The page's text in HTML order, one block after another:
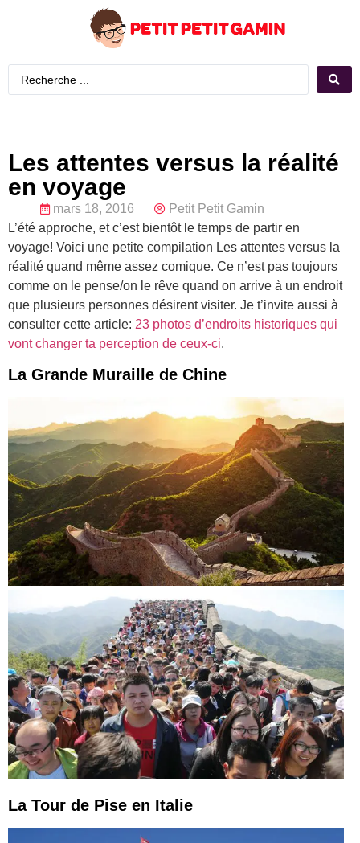
Les attentes versus la réalité
en voyage
mars 18, 2016
Petit Petit Gamin
L’été approche, et c’est bientôt le temps de partir en
voyage! Voici une petite compilation Les attentes versus la
réalité quand même assez comique. Ce n’est pas toujours
comme on le pense/on le rêve quand on arrive à un endroit
que plusieurs personnes désirent visiter. Je t’invite aussi à
consulter cette article: 23 photos d’endroits historiques qui
vont changer ta perception de ceux-ci.
La Grande Muraille de Chine
La Tour de Pise en Italie